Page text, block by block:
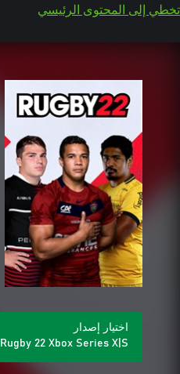
تخطي إلى المحتوى الرئيسي
اختيار إصدار
Rugby 22 Xbox Series X|S